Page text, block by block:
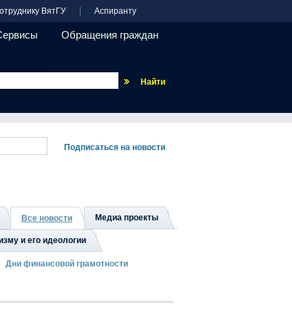
ВятГУ Аспиранту
Обращения граждан
Все новости Медиа проекты
и его идеологии
Дни финансовой грамотности